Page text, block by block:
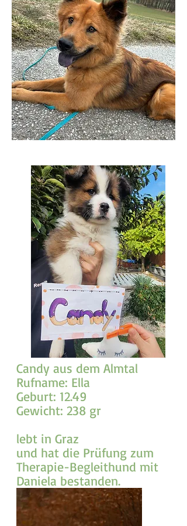
Candy aus dem Almtal
Rufname: Ella
Geburt: 12.49
Gewicht: 238 gr
lebt in Graz
und hat die Prüfung zum
Therapie-Begleithund mit
Daniela bestanden.